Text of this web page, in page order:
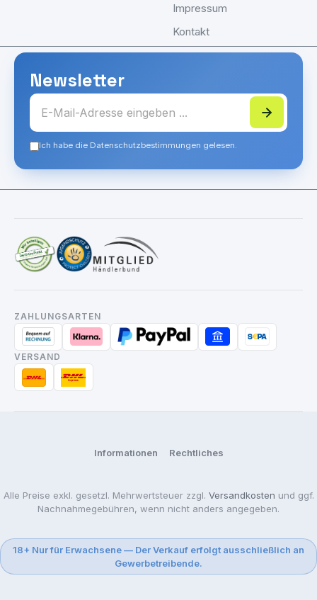
Impressum
Kontakt
Newsletter
Ich habe die Datenschutzbestimmungen gelesen.
ZAHLUNGSARTEN
VERSAND
Informationen Rechtliches
Alle Preise exkl. gesetzl. Mehrwertsteuer zzgl. Versandkosten und ggf.
Nachnahmegebühren, wenn nicht anders angegeben.
18+ Nur für Erwachsene — Der Verkauf erfolgt ausschließlich an
Gewerbetreibende.